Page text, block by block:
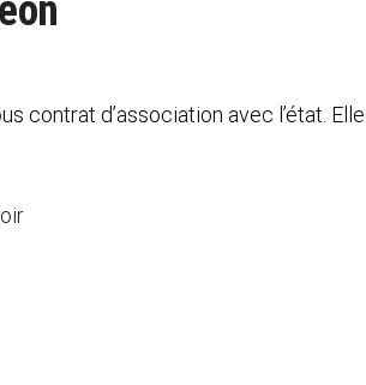
contrat d’association avec l’état.